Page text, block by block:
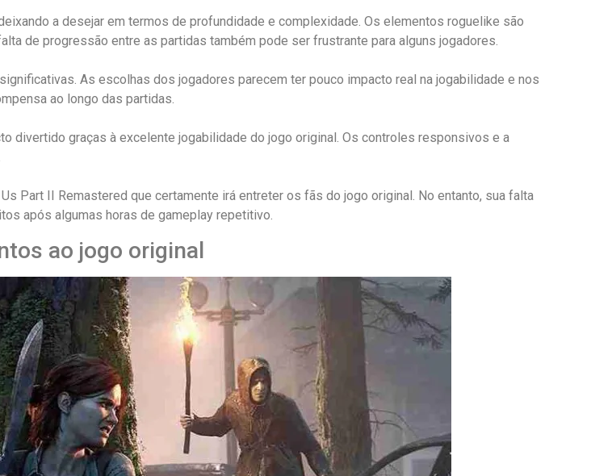
a desejar em termos de profundidade e complexidade. Os elementos roguelike são
de progressão entre as partidas também pode ser frustrante para alguns jogadores.
As escolhas dos jogadores parecem ter pouco impacto real na jogabilidade e nos
ao longo das partidas.
divertido graças à excelente jogabilidade do jogo original. Os controles responsivos e a
Part II Remastered que certamente irá entreter os fãs do jogo original. No entanto, sua falta
após algumas horas de gameplay repetitivo.
ao jogo original